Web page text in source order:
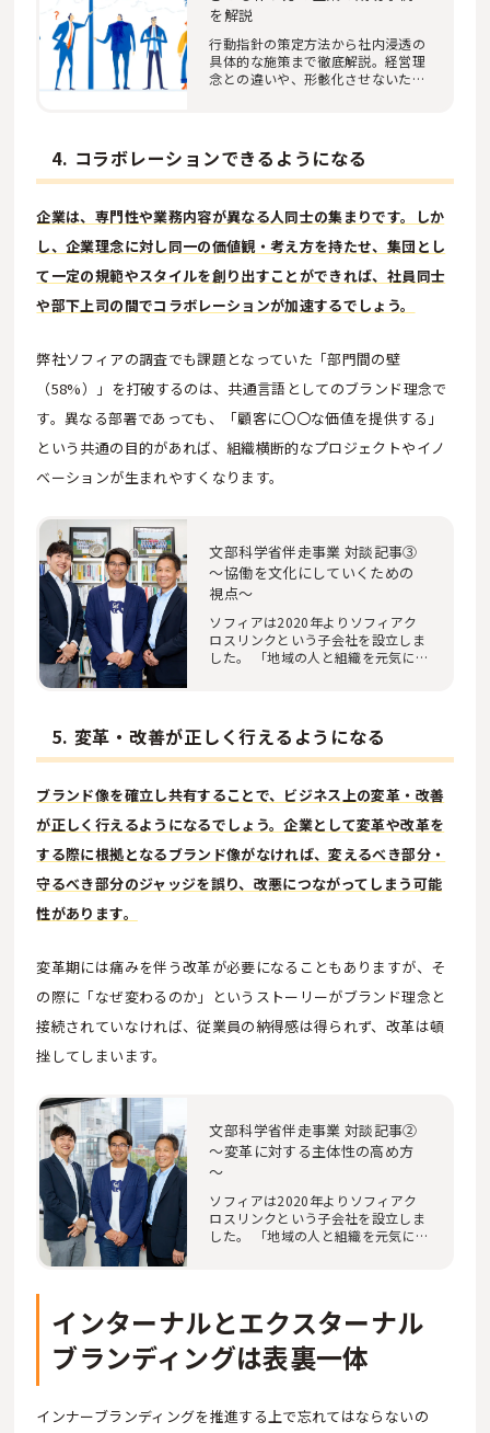
を解説
行動指針の策定方法から社内浸透の
具体的な施策まで徹底解説。経営理
念との違いや、形骸化させないため
4. コラボレーションできるようになる
企業は、専門性や業務内容が異なる人同士の集まりです。しか
し、企業理念に対し同一の価値観・考え方を持たせ、集団とし
て一定の規範やスタイルを創り出すことができれば、社員同士
や部下上司の間でコラボレーションが加速するでしょう。
弊社ソフィアの調査でも課題となっていた「部門間の壁
（58%）」を打破するのは、共通言語としてのブランド理念で
す。異なる部署であっても、「顧客に〇〇な価値を提供する」
という共通の目的があれば、組織横断的なプロジェクトやイノ
ベーションが生まれやすくなります。
文部科学省伴走事業 対談記事③
～協働を文化にしていくための
視点～
ソフィアは2020年よりソフィアク
ロスリンクという子会社を設立しま
した。 「地域の人と組織を元気に
5. 変革・改善が正しく行えるようになる
ブランド像を確立し共有することで、ビジネス上の変革・改善
が正しく行えるようになるでしょう。企業として変革や改革を
する際に根拠となるブランド像がなければ、変えるべき部分・
守るべき部分のジャッジを誤り、改悪につながってしまう可能
性があります。
変革期には痛みを伴う改革が必要になることもありますが、そ
の際に「なぜ変わるのか」というストーリーがブランド理念と
接続されていなければ、従業員の納得感は得られず、改革は頓
挫してしまいます。
文部科学省伴走事業 対談記事②
～変革に対する主体性の高め方
～
ソフィアは2020年よりソフィアク
ロスリンクという子会社を設立しま
した。 「地域の人と組織を元気に
インターナルとエクスターナル
ブランディングは表裏一体
インナーブランディングを推進する上で忘れてはならないの